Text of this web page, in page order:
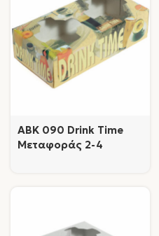
AΒK 090 Drink Time
Μεταφοράς 2-4